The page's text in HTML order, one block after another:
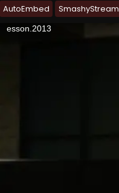
AutoEmbed
SmashyStream